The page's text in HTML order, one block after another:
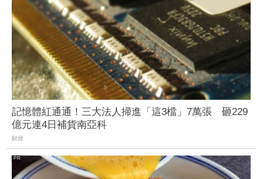
記憶體紅通通！三大法人掃進「這3檔」7萬張 砸229
億元連4日補貨南亞科
財經